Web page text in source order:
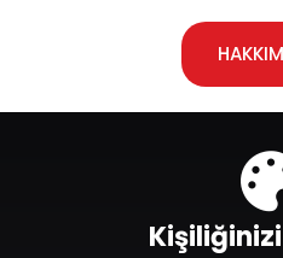
Kişiliğinizi